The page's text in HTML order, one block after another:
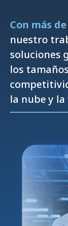
Con más
nuestro
soluciones
los
la nube y